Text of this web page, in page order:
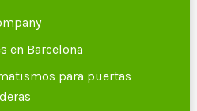
en Barcelona
para puertas